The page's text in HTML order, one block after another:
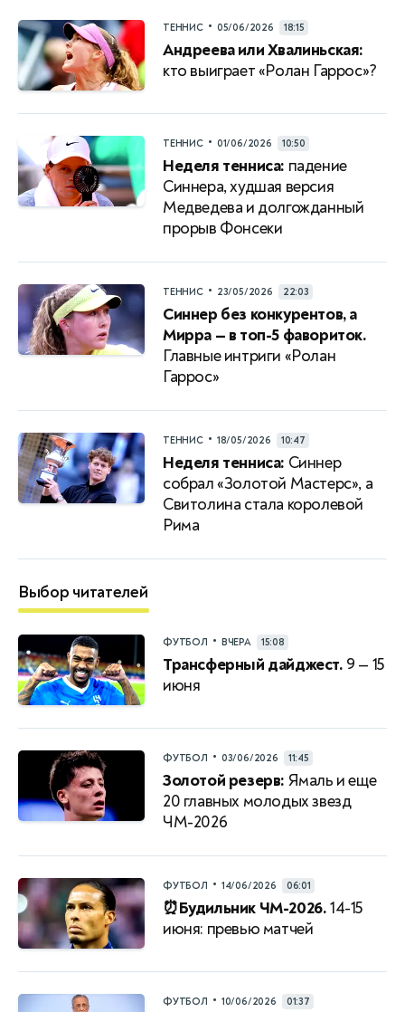
ТЕННИС • 05/06/2026 18:15
Андреева или Хвалиньская:
кто выиграет «Ролан Гаррос»?
ТЕННИС • 01/06/2026 10:50
Неделя тенниса: падение
Синнера, худшая версия
Медведева и долгожданный
прорыв Фонсеки
ТЕННИС • 23/05/2026 22:03
Синнер без конкурентов, а
Мирра — в топ-5 фавориток.
Главные интриги «Ролан
Гаррос»
ТЕННИС • 18/05/2026 10:47
Неделя тенниса: Синнер
собрал «Золотой Мастерс», а
Свитолина стала королевой
Рима
Выбор читателей
ФУТБОЛ • ВЧЕРА 15:08
Трансферный дайджест. 9 — 15
июня
ФУТБОЛ • 03/06/2026 11:45
Золотой резерв: Ямаль и еще
20 главных молодых звезд
ЧМ-2026
ФУТБОЛ • 14/06/2026 06:01
⏰Будильник ЧМ-2026.14-15
июня: превью матчей
ФУТБОЛ • 10/06/2026 01:37